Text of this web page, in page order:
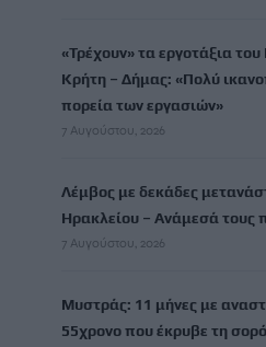
«Τρέχουν» τα εργοτάξια
Κρήτη – Δήμας: «Πολύ
πορεία των εργασιών»
7 Αυγούστου, 2026
Λέμβος με δεκάδες
Ηρακλείου – Ανάμεσά τους
7 Αυγούστου, 2026
Μυστράς: 11 μήνες με
55χρονο που έκρυβε τη